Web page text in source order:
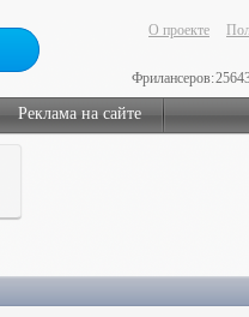
О проекте
Фрилансеров:
Реклама на сайте